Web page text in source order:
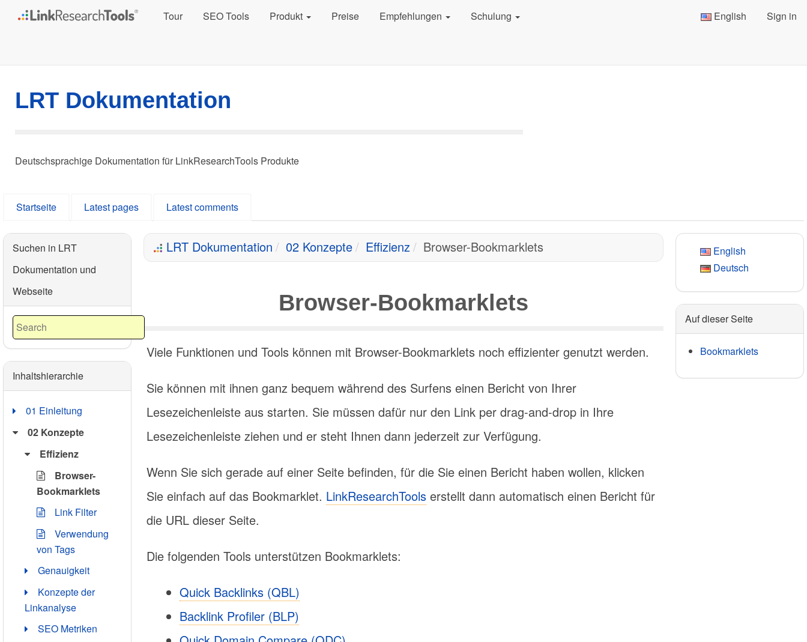
Tour SEO Tools Produkt Preise Empfehlungen Schulung English Sign in
LRT Dokumentation
Deutschsprachige Dokumentation für LinkResearchTools Produkte
Startseite Latest pages Latest comments
English
Deutsch
Auf dieser Seite
Bookmarklets
LRT Dokumentation 02 Konzepte Effizienz Browser-Bookmarklets
Browser-Bookmarklets
Viele Funktionen und Tools können mit Browser-Bookmarklets noch effizienter genutzt werden.
Sie können mit ihnen ganz bequem während des Surfens einen Bericht von Ihrer
Lesezeichenleiste aus starten. Sie müssen dafür nur den Link per drag-and-drop in Ihre
Lesezeichenleiste ziehen und er steht Ihnen dann jederzeit zur Verfügung.
Wenn Sie sich gerade auf einer Seite befinden, für die Sie einen Bericht haben wollen, klicken
Sie einfach auf das Bookmarklet. LinkResearchTools erstellt dann automatisch einen Bericht für
die URL dieser Seite.
Die folgenden Tools unterstützen Bookmarklets:
Quick Backlinks (QBL)
Backlink Profiler (BLP)
Suchen in LRT
Dokumentation und
Webseite
Inhaltshierarchie
01 Einleitung
02 Konzepte
Effizienz
Browser-
Bookmarklets
Link Filter
Verwendung
von Tags
Genauigkeit
Konzepte der
Linkanalyse
SEO Metriken